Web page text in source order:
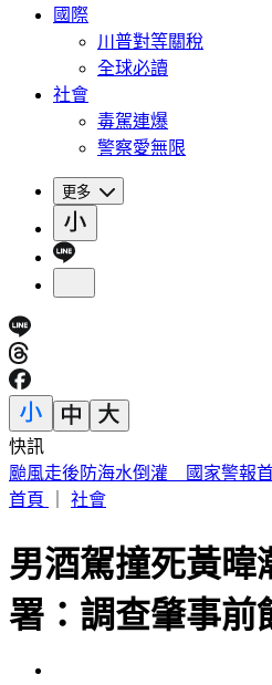
國際
川普對等關稅
全球必讀
社會
毒駕連爆
警察愛無限
更多
快訊
納坦雅胡拒絕川普「加薩計畫」
首頁
社會
男酒駕撞死黃
署：調查肇事前